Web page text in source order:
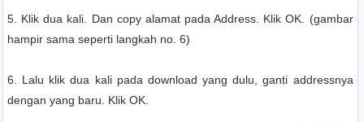
5. Klik dua kali. Dan copy alamat pada Address. Klik OK. (gambar
hampir sama seperti langkah no. 6)
6. Lalu klik dua kali pada download yang dulu, ganti addressnya
dengan yang baru. Klik OK.